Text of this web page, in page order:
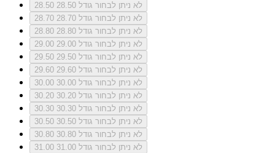
28.50
לא ניתן לבחור גודל 28.50
28.70
לא ניתן לבחור גודל 28.70
28.80
לא ניתן לבחור גודל 28.80
29.00
לא ניתן לבחור גודל 29.00
29.50
לא ניתן לבחור גודל 29.50
29.60
לא ניתן לבחור גודל 29.60
30.00
לא ניתן לבחור גודל 30.00
30.20
לא ניתן לבחור גודל 30.20
30.30
לא ניתן לבחור גודל 30.30
30.50
לא ניתן לבחור גודל 30.50
30.80
לא ניתן לבחור גודל 30.80
31.00
לא ניתן לבחור גודל 31.00